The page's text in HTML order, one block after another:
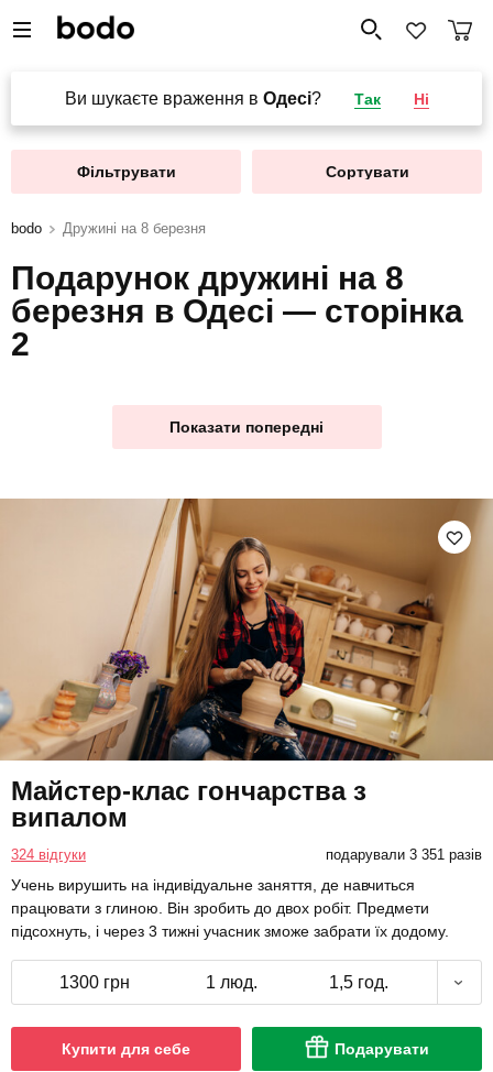
Ви шукаєте враження в Одесі? Так Ні
Фільтрувати Сортувати
bodo Дружині на 8 березня
Подарунок дружині на 8
березня в Одесі — сторінка
2
Показати попередні
Майстер-клас гончарства з
випалом
324 відгуки подарували 3 351 разів
Учень вирушить на індивідуальне заняття, де навчиться
працювати з глиною. Він зробить до двох робіт. Предмети
підсохнуть, і через 3 тижні учасник зможе забрати їх додому.
1300 грн 1 люд. 1,5 год.
Купити для себе Подарувати